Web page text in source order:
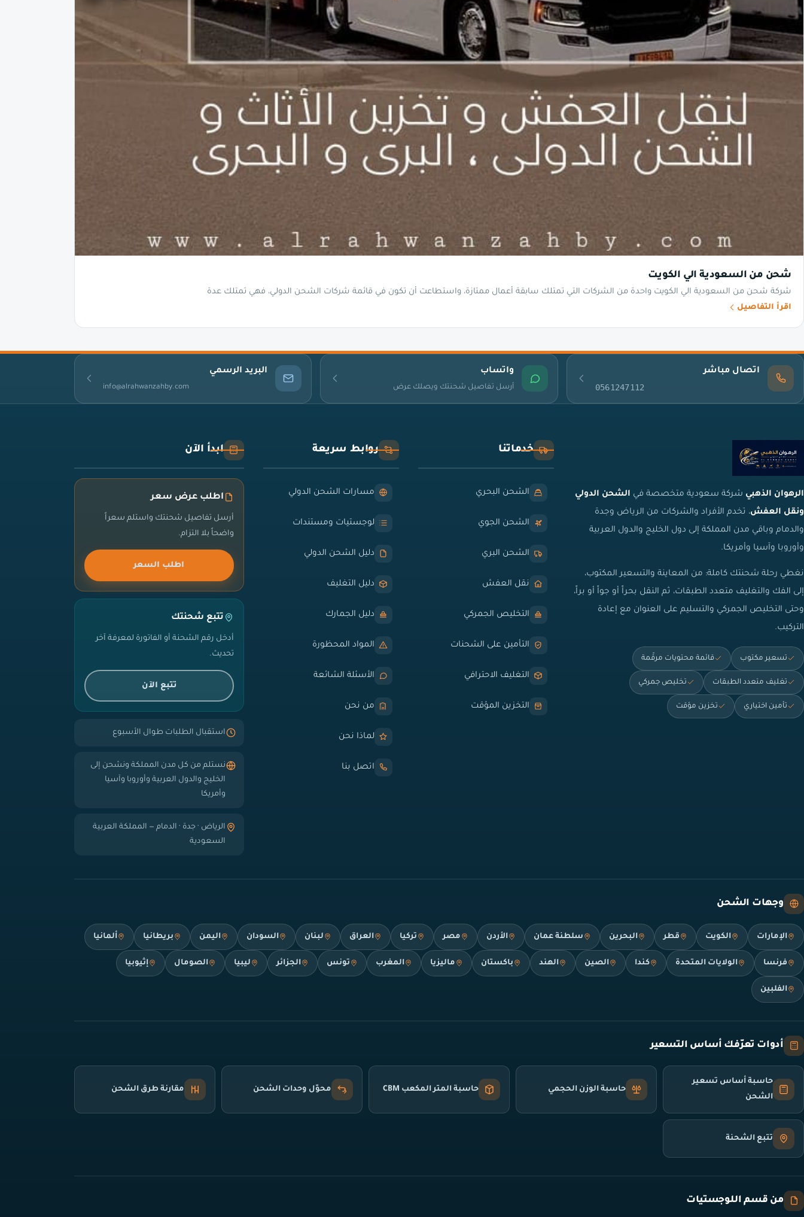
شحن من السعودية الي الكويت
شركة شحن من السعودية الي الكويت واحدة من الشركات التي تمتلك سابقة أعمال ممتازة، واستطاعت أن تكون في قائمة شركات الشحن الدولي، فهي تمتلك عدة
اقرأ التفاصيل
اتصال مباشر
0561247112
واتساب
أرسل تفاصيل شحنتك ويصلك عرض
البريد الرسمي
info@alrahwanzahby.com
الرهوان الذهبي شركة سعودية متخصصة في الشحن الدولي
ونقل العفش، تخدم الأفراد والشركات من الرياض وجدة
والدمام وباقي مدن المملكة إلى دول الخليج والدول العربية
وأوروبا وآسيا وأمريكا.
نغطي رحلة شحنتك كاملة: من المعاينة والتسعير المكتوب،
إلى الفك والتغليف متعدد الطبقات، ثم النقل بحراً أو جواً أو براً،
وحتى التخليص الجمركي والتسليم على العنوان مع إعادة
التركيب.
تسعير مكتوب قائمة محتويات مرقّمة
تغليف متعدد الطبقات تخليص جمركي
تأمين اختياري تخزين مؤقت
خدماتنا
الشحن البحري
الشحن الجوي
الشحن البري
نقل العفش
التخليص الجمركي
التأمين على الشحنات
التغليف الاحترافي
التخزين المؤقت
روابط سريعة
مسارات الشحن الدولي
لوجستيات ومستندات
دليل الشحن الدولي
دليل التغليف
دليل الجمارك
المواد المحظورة
الأسئلة الشائعة
من نحن
لماذا نحن
اتصل بنا
ابدأ الآن
اطلب عرض سعر
أرسل تفاصيل شحنتك واستلم سعراً
واضحاً بلا التزام.
اطلب السعر
تتبع شحنتك
أدخل رقم الشحنة أو الفاتورة لمعرفة آخر
تحديث.
تتبع الآن
استقبال الطلبات طوال الأسبوع
نستلم من كل مدن المملكة ونشحن إلى
الخليج والدول العربية وأوروبا وآسيا
وأمريكا
الرياض · جدة · الدمام — المملكة العربية
السعودية
وجهات الشحن
الإمارات الكويت قطر البحرين سلطنة عمان الأردن مصر تركيا العراق لبنان السودان اليمن بريطانيا ألمانيا
فرنسا الولايات المتحدة كندا الصين الهند باكستان ماليزيا المغرب تونس الجزائر ليبيا الصومال إثيوبيا
الفلبين
أدوات تعرّفك أساس التسعير
حاسبة أساس تسعير
الشحن
حاسبة الوزن الحجمي حاسبة المتر المكعب CBM محوّل وحدات الشحن مقارنة طرق الشحن
تتبع الشحنة
من قسم اللوجستيات